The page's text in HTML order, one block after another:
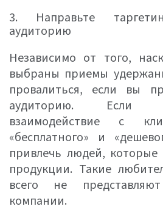
3. Направьте
аудиторию
Независимо от того,
выбраны приемы
провалиться, если вы
аудиторию. Если
взаимодействие с
«бесплатного» и
привлечь людей, которые
продукции. Такие
всего не
компании.